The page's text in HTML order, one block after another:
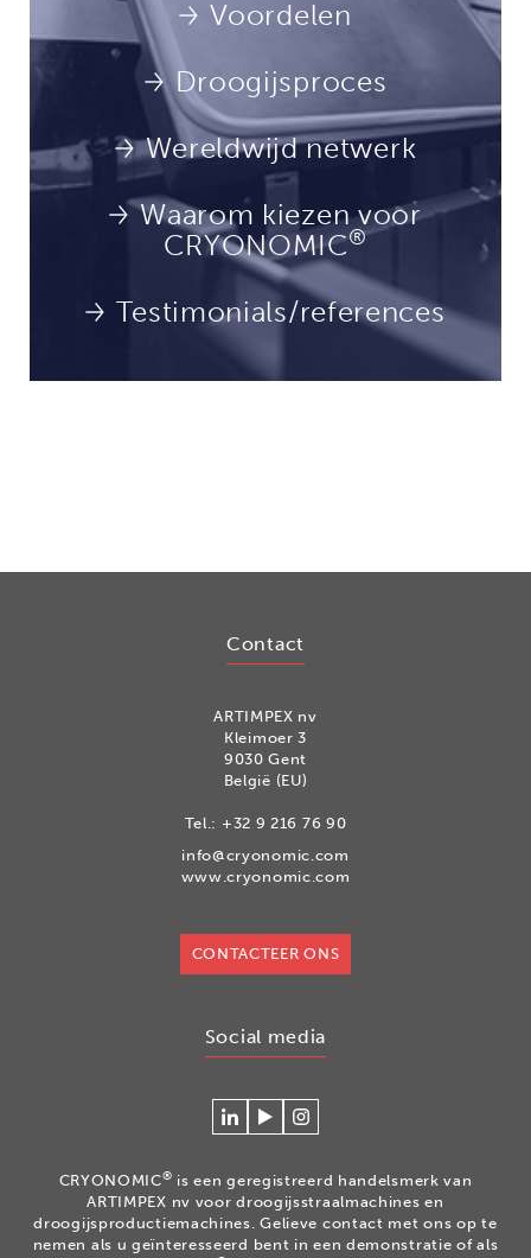
Voordelen
Droogijsproces
Wereldwijd netwerk
Waarom kiezen voor
CRYONOMIC®
Testimonials/references
Contact
ARTIMPEX nv
Kleimoer 3
9030 Gent
België (EU)
Tel.: +32 9 216 76 90
info@cryonomic.com
www.cryonomic.com
CONTACTEER ONS
Social media
Connecteer
Cryonomic
op
Linkedin
Watch
videos
on
the
Cryonomic
Volg
Instagram
CRYONOMIC® is een geregistreerd handelsmerk van
ARTIMPEX nv voor droogijsstraalmachines en
droogijsproductiemachines. Gelieve contact met ons op te
nemen als u geïnteresseerd bent in een demonstratie of als